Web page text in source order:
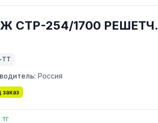
СТР-254/1700 РЕШЕТЧ.
ТТ
Россия